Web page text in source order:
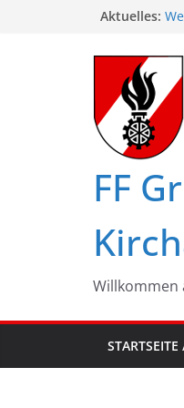
Aktuelles:
FF
Willkommen
STARTSEITE